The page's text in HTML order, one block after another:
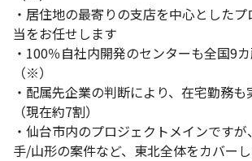
・居住地の最寄りの支店を中心とした
当をお任せします
・100％自社内開発のセンターも全国9
（※）
・配属先企業の判断により、在宅勤務
（現在約7割）
・仙台市内のプロジェクトメインです
手/山形の案件など、東北全体をカバー